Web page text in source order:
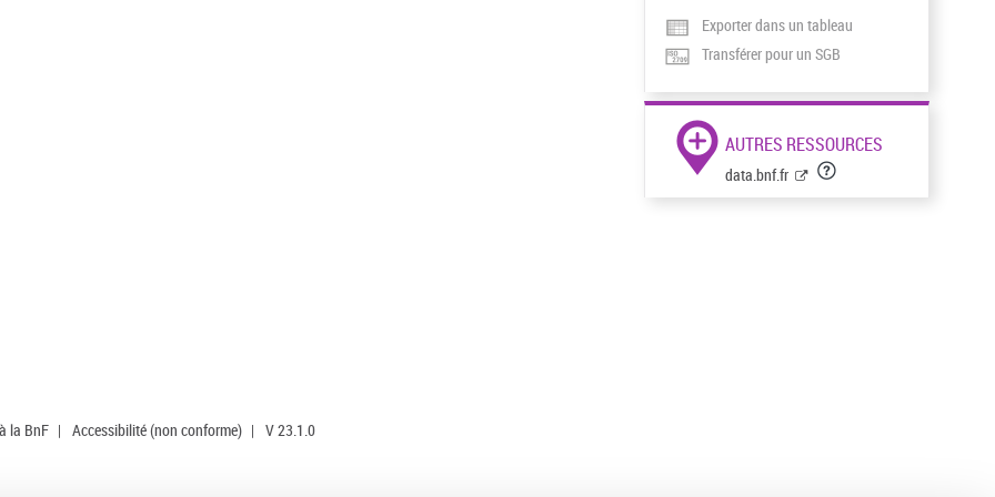
Exporter dans un tableau
Transférer pour un SGB
AUTRES RESSOURCES
data.bnf.fr
la BnF | Accessibilité (non conforme) | V 23.1.0